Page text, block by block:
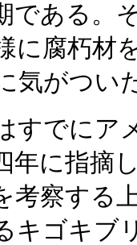
である。
に腐朽材
気がつい
すでにア
年に指摘
考察する
キゴキブ